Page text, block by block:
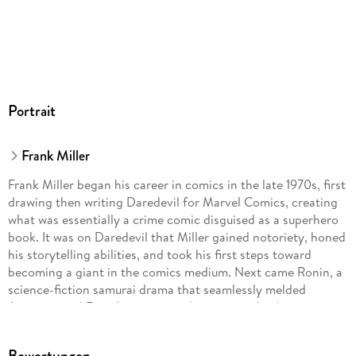
Portrait
Frank Miller
Frank Miller began his career in comics in the late 1970s, first
drawing then writing Daredevil for Marvel Comics, creating
what was essentially a crime comic disguised as a superhero
book. It was on Daredevil that Miller gained notoriety, honed
his storytelling abilities, and took his first steps toward
becoming a giant in the comics medium. Next came Ronin, a
science-fiction samurai drama that seamlessly melded
Japanese and French comics traditions into the American